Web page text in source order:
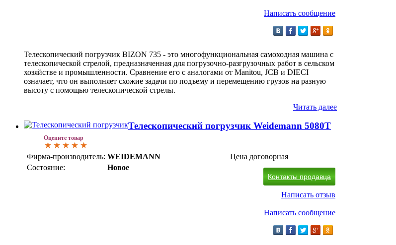
Написать сообщение
Телескопический погрузчик BIZON 735 - это многофункциональная самоходная машина с
телескопической стрелой, предназначенная для погрузочно-разгрузочных работ в сельском
хозяйстве и промышленности. Сравнение его с аналогами от Manitou, JCB и DIECI
означает, что он выполняет схожие задачи по подъему и перемещению грузов на разную
высоту с помощью телескопической стрелы.
Читать далее
Оцените товар
Телескопический погрузчик Weidemann 5080T
Фирма-производитель: WEIDEMANN
Состояние:
Новое
Цена договорная
Контакты продавца
Написать отзыв
Написать сообщение